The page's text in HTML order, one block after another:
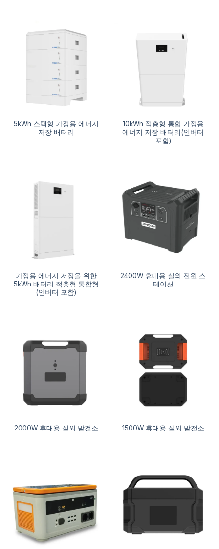
5kWh 스택형 가정용 에너지
저장 배터리
10kWh 적층형 통합 가정용
에너지 저장 배터리(인버터
포함)
가정용 에너지 저장을 위한
5kWh 배터리 적층형 통합형
(인버터 포함)
2400W 휴대용 실외 전원 스
테이션
2000W 휴대용 실외 발전소 1500W 휴대용 실외 발전소